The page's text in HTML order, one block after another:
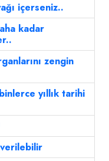
içerseniz..
kadar
zengin
yıllık tarihi